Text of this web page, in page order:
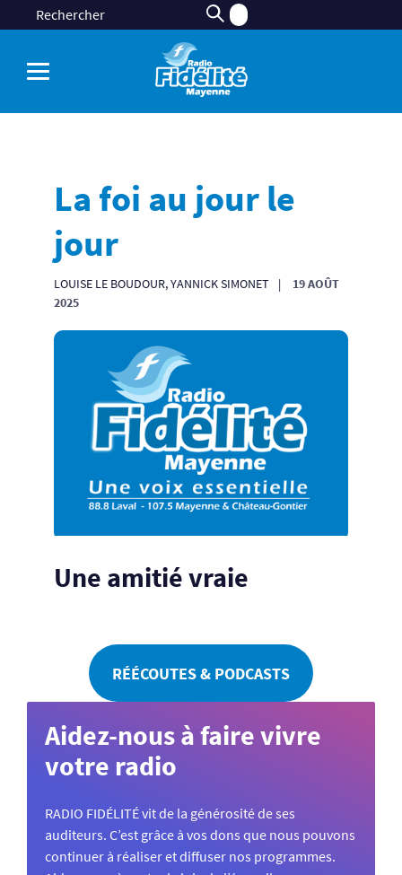
La foi au jour le
jour
LOUISE LE BOUDOUR, YANNICK SIMONET
19 AOÛT
2025
Une amitié vraie
RÉÉCOUTES & PODCASTS
Aidez-nous à faire vivre
votre radio
RADIO FIDÉLITÉ vit de la générosité de ses
auditeurs. C’est grâce à vos dons que nous pouvons
continuer à réaliser et diffuser nos programmes.